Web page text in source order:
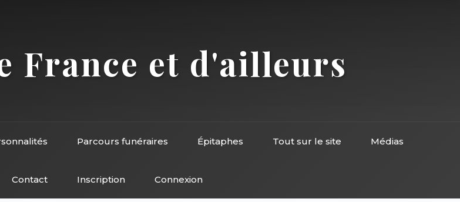
France et d'ailleurs
Parcours funéraires Épitaphes Tout sur le site Médias
Contact Inscription Connexion